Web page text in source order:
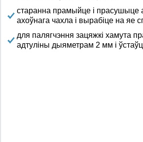
старанна прамыйце і прасушыце
ахоўнага чахла і вырабіце на яе
для палягчэння зацяжкі хамута
адтуліны дыяметрам 2 мм і